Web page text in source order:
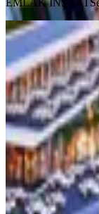
SIFIR BİNA
AYVAZ